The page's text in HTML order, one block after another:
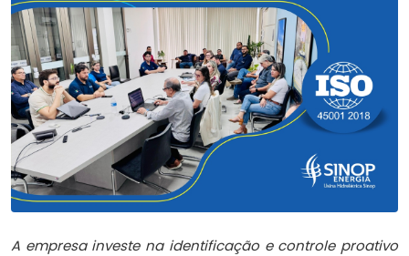
A empresa investe na identificação e controle proativo